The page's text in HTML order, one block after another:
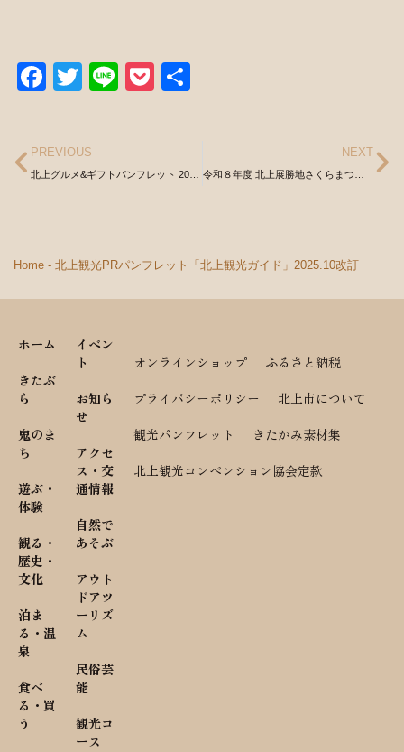
Facebook
Twitter
LinePocket
PREVIOUS
北上グルメ&ギフトパンフレット 2025.3改訂
NEXT
令和８年度 北上展勝地さくらまつり イベント・交通規制・シャトルバスに関するチラシ
Home - 北上観光PRパンフレット「北上観光ガイド」2025.10改訂
ホーム
きたぶ
ら
鬼のま
ち
遊ぶ・
体験
観る・
歴史・
文化
泊ま
る・温
泉
食べ
る・買
う
イベン
ト
お知ら
せ
アクセ
ス・交
通情報
自然で
あそぶ
アウト
ドアツ
ーリズ
ム
民俗芸
能
観光コ
ース
オンラインショップ
ふるさと納税
プライバシーポリシー
北上市について
観光パンフレット
きたかみ素材集
北上観光コンベンション協会定款